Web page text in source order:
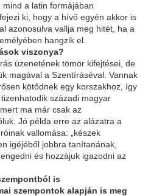
a latin formájában
ki, hogy a hívő egyén akkor is
azonosulva vallja meg hitét, ha a
hangzik el.
viszonya?
üzenetének tömör kifejtései, de
magával a Szentíráséval. Vannak
kötődnek egy korszakhoz, így
századi magyar
ma már csak az
Jó példa erre az alázatra a
vallomása:
„készek
igéjéből jobbra tanítanának,
és hozzájuk igazodni az
is
szempontok alapján is meg